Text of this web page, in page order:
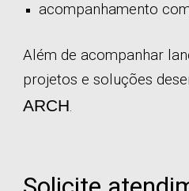
acompanhamento
Além de acompanhar
projetos e soluções
ARCH.